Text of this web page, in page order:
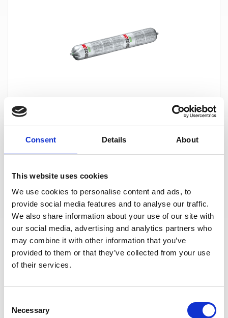
Consent Details About
This website uses cookies
We use cookies to personalise content and ads, to
provide social media features and to analyse our traffic.
We also share information about your use of our site with
our social media, advertising and analytics partners who
may combine it with other information that you’ve
provided to them or that they’ve collected from your use
of their services.
Selection
Necessary
wklejania szyb w pojazdach / one-component polyurethane
DO KOSZYKA
TEROSON BOND 60 CONTROLLED CURE - 310ml (dwuskładnikowy klej